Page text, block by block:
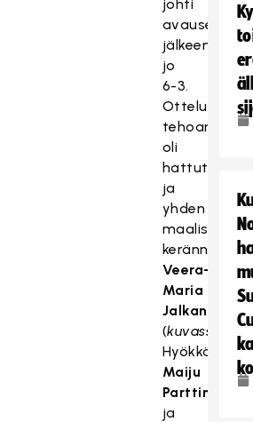
johti
avauserän
jälkeen
jo
6-3.
Ottelun
oli
hattutempun
ja
yhden
maalisyötön
kerännyt
Veera-
Maria
Jalkanen
(kuvassa
Hyökkääjä
Maiju
Parttimaa
ja